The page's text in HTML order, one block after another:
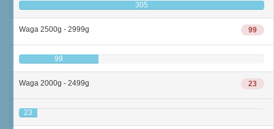
305
99
Waga 2500g - 2999g
99
23
Waga 2000g - 2499g
23